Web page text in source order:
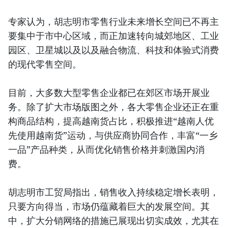
专家认为，胡志明市零售行业未来增长空间已不再主
要集中于市中心区域，而正加速转向城郊地区、工业
园区、卫星城以及以及融合物流、科技和体验式消费
的现代零售空间。
目前，大多数大型零售企业都已在郊区市场开展业
务。除了扩大市场版图之外，各大零售企业还正在重
构商品结构，提高越南货占比，积极推进“越南人优
先使用越南货”运动，与供应商协同合作，丰富“一乡
一品”产品种类，从而优化销售价格并刺激国内消
费。
胡志明市工贸局指出，销售收入持续稳定增长表明，
只要方向得当，市场仍蕴藏着巨大的发展空间。其
中，扩大分销网络的措施已展现出切实成效，尤其在